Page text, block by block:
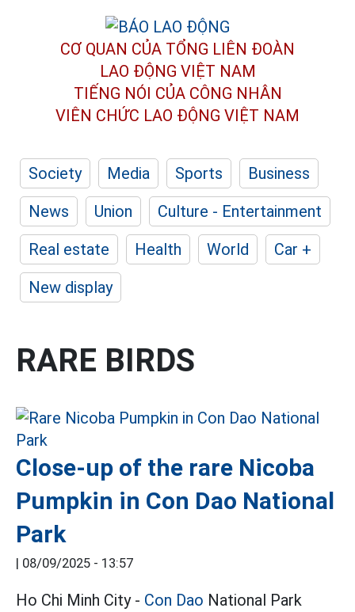
CƠ QUAN CỦA TỔNG LIÊN ĐOÀN
LAO ĐỘNG VIỆT NAM
TIẾNG NÓI CỦA CÔNG NHÂN
VIÊN CHỨC LAO ĐỘNG VIỆT NAM
Society Media Sports
Business
News
Union
Culture - Entertainment
Real estate
Health World
Car +
New display
RARE BIRDS
Close-up of the rare Nicoba
Pumpkin in Con Dao National
Park
| 08/09/2025 - 13:57
Ho Chi Minh City - Con Dao National Park